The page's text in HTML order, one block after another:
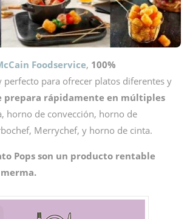
Foodservice, 100%
perfecto para ofrecer platos diferentes y
prepara rápidamente en múltiples
horno de convección, horno de
Merrychef, y horno de cinta.
Pops son un producto rentable